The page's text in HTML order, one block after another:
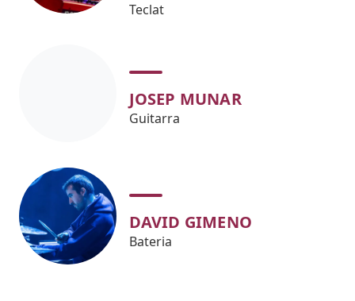
Teclat
JOSEP MUNAR
Guitarra
DAVID GIMENO
Bateria